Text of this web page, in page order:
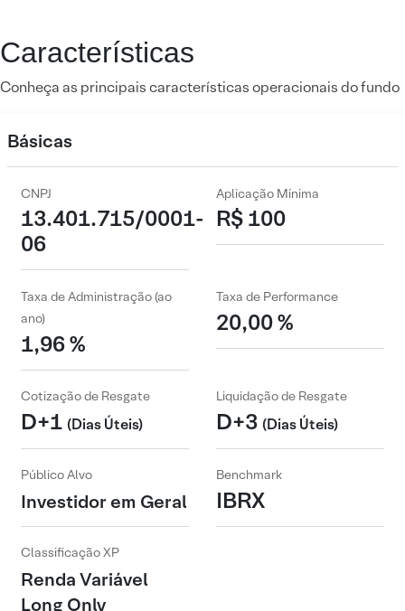
Características
Conheça as principais características operacionais do fundo
Básicas
CNPJ
13.401.715/0001-
06
Aplicação Mínima
R$ 100
Taxa de Administração (ao
ano)
1,96 %
Taxa de Performance
20,00 %
Cotização de Resgate
D+1 (Dias Úteis)
Liquidação de Resgate
D+3 (Dias Úteis)
Público Alvo
Investidor em Geral
Benchmark
IBRX
Classificação XP
Renda Variável
Long Only